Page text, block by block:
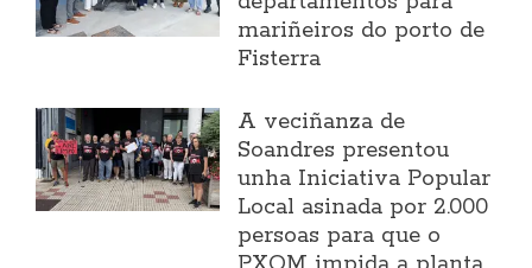
mariñeiros do porto de
Fisterra
A veciñanza de
Soandres presentou
unha Iniciativa Popular
Local asinada por 2.000
persoas para que o